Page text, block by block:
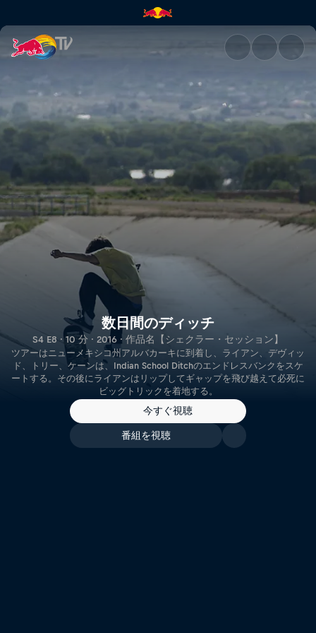
数日間のディッチ | Red Bull
数日間のディッチ
S4 E8 · 10 分 · 2016 · 作品名【シェクラー・セッション】
ツアーはニューメキシコ州アルバカーキに到着し、ライアン、デヴィッ
ド、トリー、ケーンは、Indian School Ditchのエンドレスバンクをスケ
ートする。その後にライアンはリップしてギャップを飛び越えて必死に
ビッグトリックを着地する。
今すぐ視聴
番組を視聴